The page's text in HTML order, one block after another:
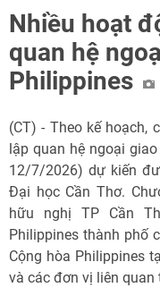
Nhiều hoạt
quan hệ
Philippines
(CT) - Theo kế hoạch,
lập quan hệ ngoại
12/7/2026) dự kiến
Đại học Cần Thơ.
hữu nghị TP Cần
Philippines thành phố
Cộng hòa Philippines
và các đơn vị liên quan